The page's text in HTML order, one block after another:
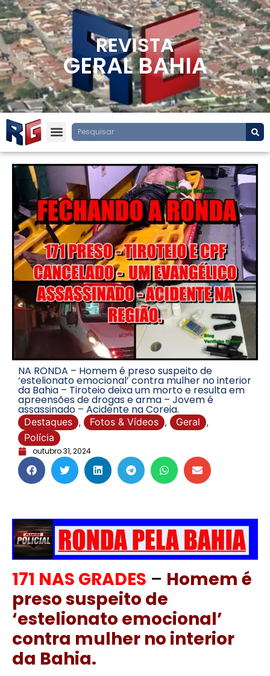
REVISTA
GERAL BAHIA
NA RONDA – Homem é preso suspeito de
‘estelionato emocional’ contra mulher no interior
da Bahia – Tiroteio deixa um morto e resulta em
apreensões de drogas e arma – Jovem é
assassinado – Acidente na Coreia.
Destaques , Fotos & Vídeos , Geral ,
Polícia
outubro 31, 2024
171 NAS GRADES – Homem é
preso suspeito de
‘estelionato emocional’
contra mulher no interior
da Bahia.